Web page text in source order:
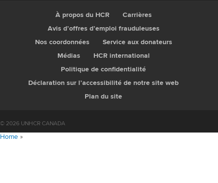
À propos du HCR
Carrières
Avis d’offres d’emploi frauduleuses
Nos coordonnées
Service aux donateurs
Médias
HCR international
Politique de confidentialité
Déclaration sur l’accessibilité de notre site web
Plan du site
© 2026 UNHCR CANADA
Home »